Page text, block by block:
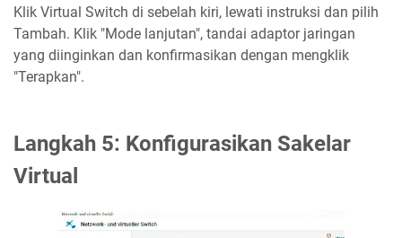
Klik Virtual Switch di sebelah kiri, lewati instruksi dan pilih
Tambah. Klik "Mode lanjutan", tandai adaptor jaringan
yang diinginkan dan konfirmasikan dengan mengklik
"Terapkan".
Langkah 5: Konfigurasikan Sakelar
Virtual